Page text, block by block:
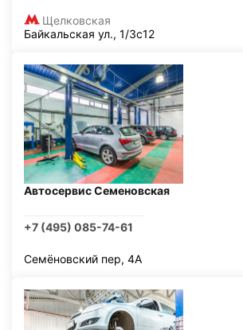
Щелковская
Байкальская ул., 1/3с12
Автосервис Семеновская
+7 (495) 085-74-61
Семёновский пер, 4А